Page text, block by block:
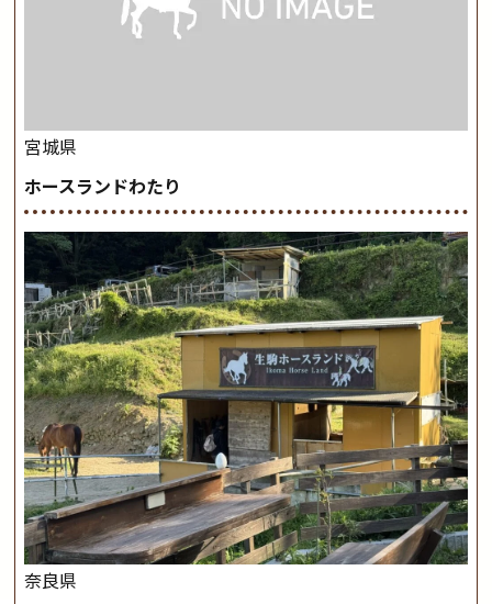
宮城県
ホースランドわたり
奈良県